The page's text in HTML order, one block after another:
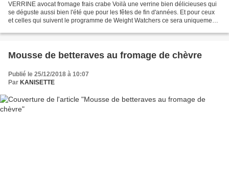
VERRINE avocat fromage frais crabe Voilà une verrine bien délicieuses qui
se déguste aussi bien l'été que pour les fêtes de fin d'années. Et pour ceux
et celles qui suivent le programme de Weight Watchers ce sera uniquement
Mousse de betteraves au fromage de chèvre
Publié le 25/12/2018 à 10:07
Par KANISETTE